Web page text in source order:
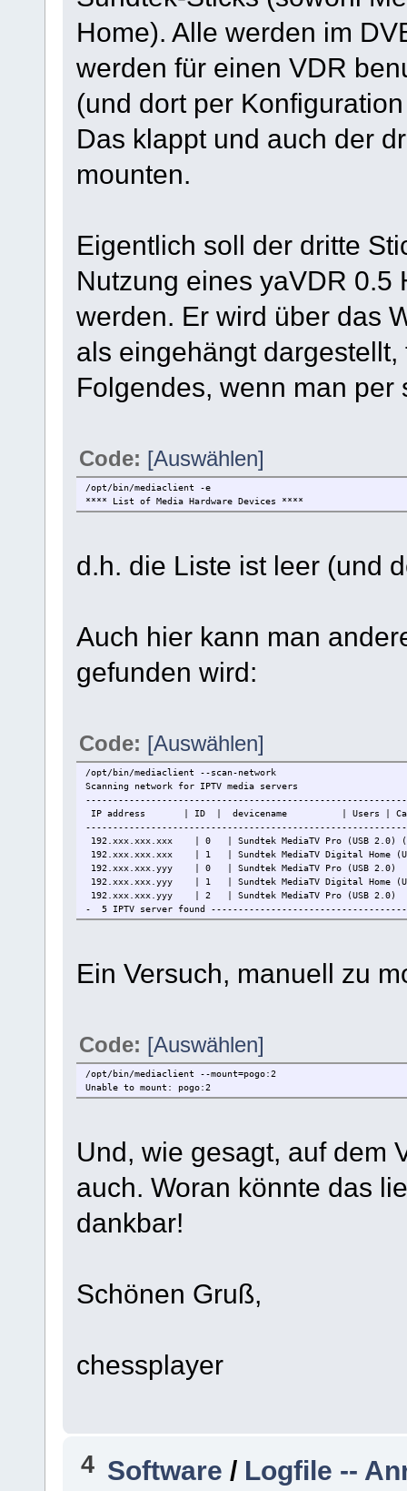
Home). Alle werden im
werden für einen VDR
(und dort per
Das klappt und auch der
mounten.
Eigentlich soll der dritte
Nutzung eines yaVDR 0.5
werden. Er wird über das
als eingehängt
Folgendes, wenn man
Code: [Auswählen]
/opt/bin/mediaclient -e
**** List of Media Hardware Devices ****
d.h. die Liste ist leer (und
Auch hier kann man
gefunden wird:
Code: [Auswählen]
/opt/bin/mediaclient --scan-network
Scanning network for IPTV media servers
IP address | ID | devicename | Users |
192.xxx.xxx.xxx | 0 | Sundtek MediaTV Pro (USB 2.0)
192.xxx.xxx.xxx | 1 | Sundtek MediaTV Digital Home
192.xxx.xxx.yyy | 0 | Sundtek MediaTV Pro (USB 2.0) |
192.xxx.xxx.yyy | 1 | Sundtek MediaTV Digital Home
192.xxx.xxx.yyy | 2 | Sundtek MediaTV Pro (USB 2.0) |
- 5 IPTV server found
Ein Versuch, manuell zu
Code: [Auswählen]
/opt/bin/mediaclient --mount=pogo:2
Unable to mount: pogo:2
Und, wie gesagt, auf dem
auch. Woran könnte das
dankbar!
Schönen Gruß,
chessplayer
4 Software / Logfile --